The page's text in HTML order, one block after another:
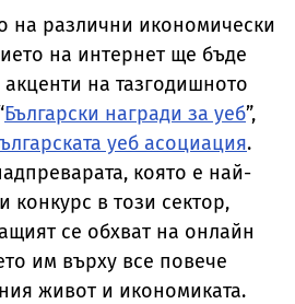
на различни икономически
на интернет ще бъде
на тазгодишното
Български награди за уеб”,
уеб асоциация.
която е най-
конкурс в този сектор,
се обхват на онлайн
им върху все повече
живот и икономиката.